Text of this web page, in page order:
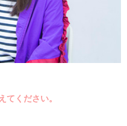
ください。